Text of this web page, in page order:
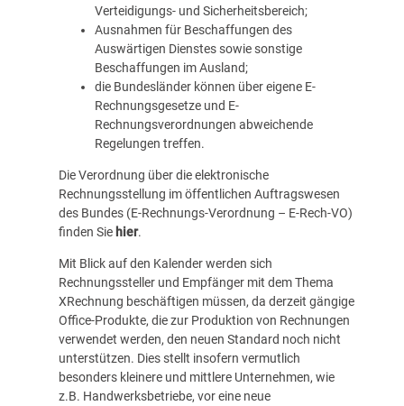
Verteidigungs- und Sicherheitsbereich;
Ausnahmen für Beschaffungen des
Auswärtigen Dienstes sowie sonstige
Beschaffungen im Ausland;
die Bundesländer können über eigene E-
Rechnungsgesetze und E-
Rechnungsverordnungen abweichende
Regelungen treffen.
Die Verordnung über die elektronische
Rechnungsstellung im öffentlichen Auftragswesen
des Bundes (E-Rechnungs-Verordnung – E-Rech-VO)
finden Sie hier.
Mit Blick auf den Kalender werden sich
Rechnungssteller und Empfänger mit dem Thema
XRechnung beschäftigen müssen, da derzeit gängige
Office-Produkte, die zur Produktion von Rechnungen
verwendet werden, den neuen Standard noch nicht
unterstützen. Dies stellt insofern vermutlich
besonders kleinere und mittlere Unternehmen, wie
z.B. Handwerksbetriebe, vor eine neue